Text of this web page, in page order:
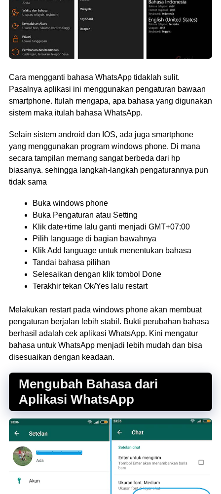
Cara mengganti bahasa WhatsApp tidaklah sulit.
Pasalnya aplikasi ini menggunakan pengaturan bawaan
smartphone. Itulah mengapa, apa bahasa yang digunakan
sistem maka itulah bahasa WhatsApp.
Selain sistem android dan IOS, ada juga smartphone
yang menggunakan program windows phone. Di mana
secara tampilan memang sangat berbeda dari hp
biasanya. sehingga langkah-langkah pengaturannya pun
tidak sama
Buka windows phone
Buka Pengaturan atau Setting
Klik date+time lalu ganti menjadi GMT+07:00
Pilih language di bagian bawahnya
Klik Add language untuk menentukan bahasa
Tandai bahasa pilihan
Selesaikan dengan klik tombol Done
Terakhir tekan Ok/Yes lalu restart
Melakukan restart pada windows phone akan membuat
pengaturan berjalan lebih stabil. Bukti perubahan bahasa
berhasil adalah cek aplikasi WhatsApp. Kini mengatur
bahasa untuk WhatsApp menjadi lebih mudah dan bisa
disesuaikan dengan keadaan.
Mengubah Bahasa dari
Aplikasi WhatsApp